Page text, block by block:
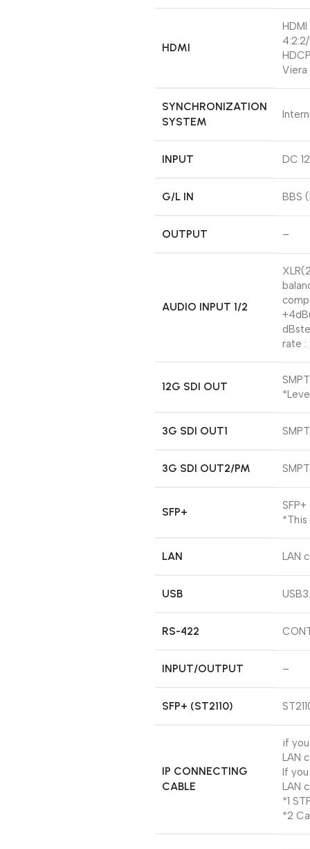
HDMI
Viera
SYNCHRONIZATION
SYSTEM
INPUT DC
G/L IN BBS
OUTPUT –
AUDIO INPUT 1/2
rate :
12G SDI OUT
3G SDI OUT1
3G SDI OUT2/PM
SFP+
LAN LAN
USB
RS-422
INPUT/OUTPUT –
SFP+ (ST2110)
IP CONNECTING
CABLE
if
LAN
If
LAN
*1
*2